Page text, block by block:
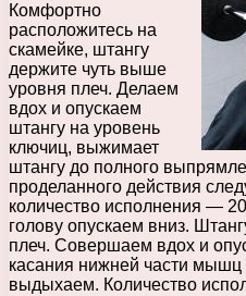
Комфортно
расположитесь на
скамейке, штангу
держите чуть выше
уровня плеч. Делаем
вдох и опускаем
штангу на уровень
ключиц, выжимает
штангу до полного
проделанного действия
количество исполнения —
голову опускаем вниз.
плеч. Совершаем вдох и
касания нижней части
выдыхаем. Количество